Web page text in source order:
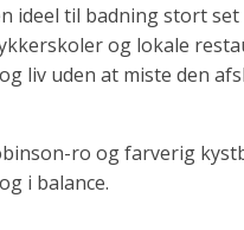
ideel til badning stort set
og lokale
liv uden at miste den
ro og farverig
i balance.